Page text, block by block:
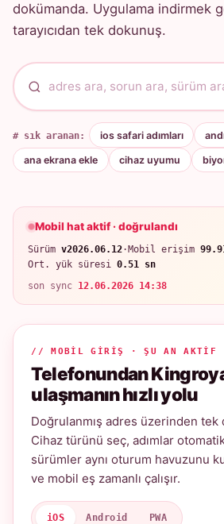
dokümanda. Uygulama indirmek
tarayıcıdan tek dokunuş.
# sık aranan: ios safari adımları
ana ekrana ekle cihaz uyumu
Mobil hat aktif · doğrulandı
Sürüm v2026.06.12·Mobil erişim
Ort. yük süresi 0.51 sn
son sync 12.06.2026 14:38
// MOBIL GIRIŞ · ŞU AN AKTIF
Telefonundan
ulaşmanın hızlı yolu
Doğrulanmış adres üzerinden tek
Cihaz türünü seç, adımlar
sürümler aynı oturum havuzunu
ve mobil eş zamanlı çalışır.
iOS Android PWA